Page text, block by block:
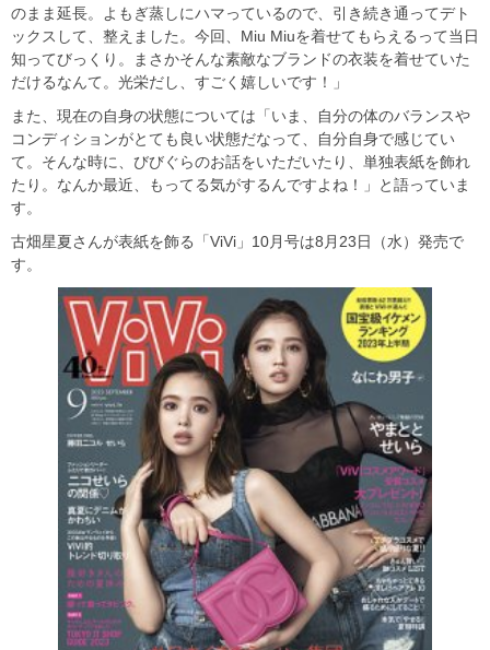
のまま延長。よもぎ蒸しにハマっているので、引き続き通ってデト
ックスして、整えました。今回、Miu Miuを着せてもらえるって当日
知ってびっくり。まさかそんな素敵なブランドの衣装を着せていた
だけるなんて。光栄だし、すごく嬉しいです！」
また、現在の自身の状態については「いま、自分の体のバランスや
コンディションがとても良い状態だなって、自分自身で感じてい
て。そんな時に、びびぐらのお話をいただいたり、単独表紙を飾れ
たり。なんか最近、もってる気がするんですよね！」と語っていま
す。
古畑星夏さんが表紙を飾る「ViVi」10月号は8月23日（水）発売で
す。